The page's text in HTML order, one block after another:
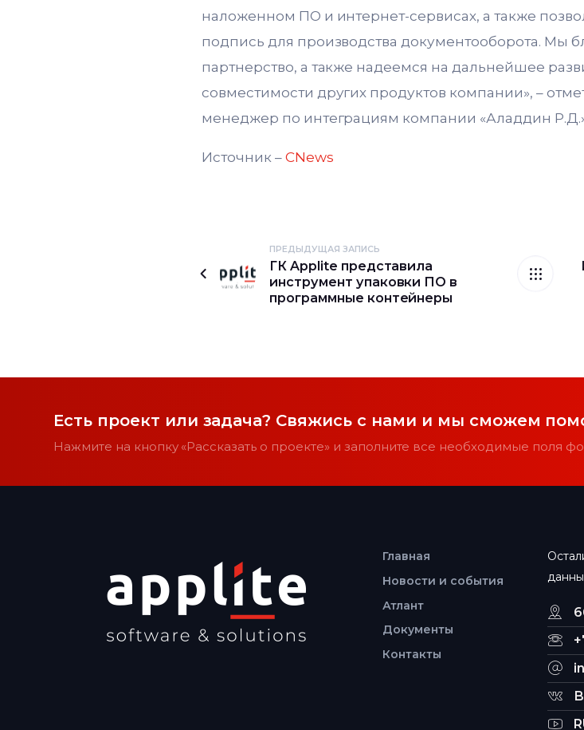
наложенном ПО и интернет-сервисах, а также
подпись для производства документооборота. Мы
партнерство, а также надеемся на дальнейшее
совместимости других продуктов компании», –
менеджер по интеграциям компании «Аладдин
Источник –CNews
ПРЕДЫДУЩАЯ ЗАПИСЬ
ГК Applite представила
инструмент упаковки ПО в
программные контейнеры
Есть проект или задача? Свяжись с нами и мы сможем
Нажмите на кнопку «Рассказать о проекте» и заполните все необходимые поля
Главная
Новости и события
Атлант
Документы
Контакты